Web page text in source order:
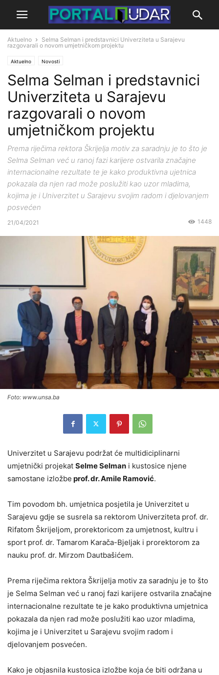
Aktuelno
Selma Selman i predstavnici Univerziteta u Sarajevu
razgovarali o novom umjetničkom projektu
Aktuelno Novosti
Selma Selman i predstavnici
Univerziteta u Sarajevu
razgovarali o novom
umjetničkom projektu
Prema riječima rektora Škrijelja motiv za saradnju je to što je
Selma Selman već u ranoj fazi karijere ostvarila značajne
internacionalne rezultate te je kako produktivna ujetnica
pokazala da njen rad može poslužiti kao uzor mladima,
kojima je i Univerzitet u Sarajevu svojim radom i djelovanjem
posvećen
21/04/2021 1448
Foto: www.unsa.ba
Univerzitet u Sarajevu podržat će multidiciplinarni
umjetnički projekat Selme Selman i kustosice njene
samostane izložbe prof. dr. Amile Ramović.
Tim povodom bh. umjetnica posjetila je Univerzitet u
Sarajevu gdje se susrela sa rektorom Univerziteta prof. dr.
Rifatom Škrijeljom, prorektoricom za umjetnost, kultru i
sport prof. dr. Tamarom Karača-Bjeljak i prorektorom za
nauku prof. dr. Mirzom Dautbašićem.
Prema riječima rektora Škrijelja motiv za saradnju je to što
je Selma Selman već u ranoj fazi karijere ostvarila značajne
internacionalne rezultate te je kako produktivna umjetnica
pokazala da njen rad može poslužiti kao uzor mladima,
kojima je i Univerzitet u Sarajevu svojim radom i
djelovanjem posvećen.
Kako je objasnila kustosica izložbe koja će biti održana u